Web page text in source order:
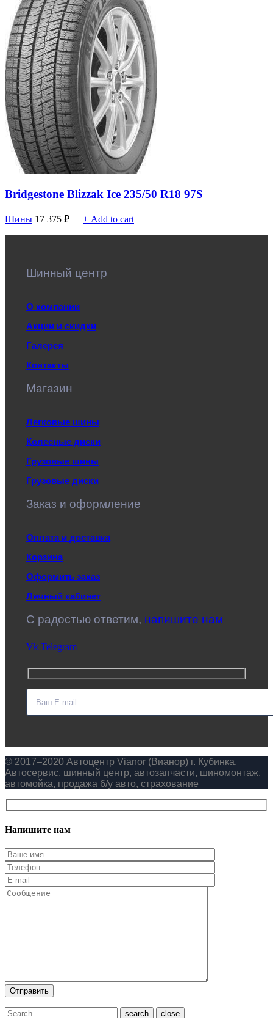
Bridgestone Blizzak Ice 235/50 R18 97S
Шины 17 375 ₽ + Add to cart
Шинный центр
О компании
Акции и скидки
Галерея
Контакты
Магазин
Легковые шины
Колесные диски
Грузовые шины
Грузовые диски
Заказ и оформление
Оплата и доставка
Корзина
Оформить заказ
Личный кабинет
C радостью ответим, напишите нам
Vk Telegram
© 2017–2020 Автоцентр Vianor (Вианор) г. Кубинка.
Автосервис, шинный центр, автозапчасти, шиномонтаж,
автомойка, продажа б/у авто, страхование
Напишите нам
close